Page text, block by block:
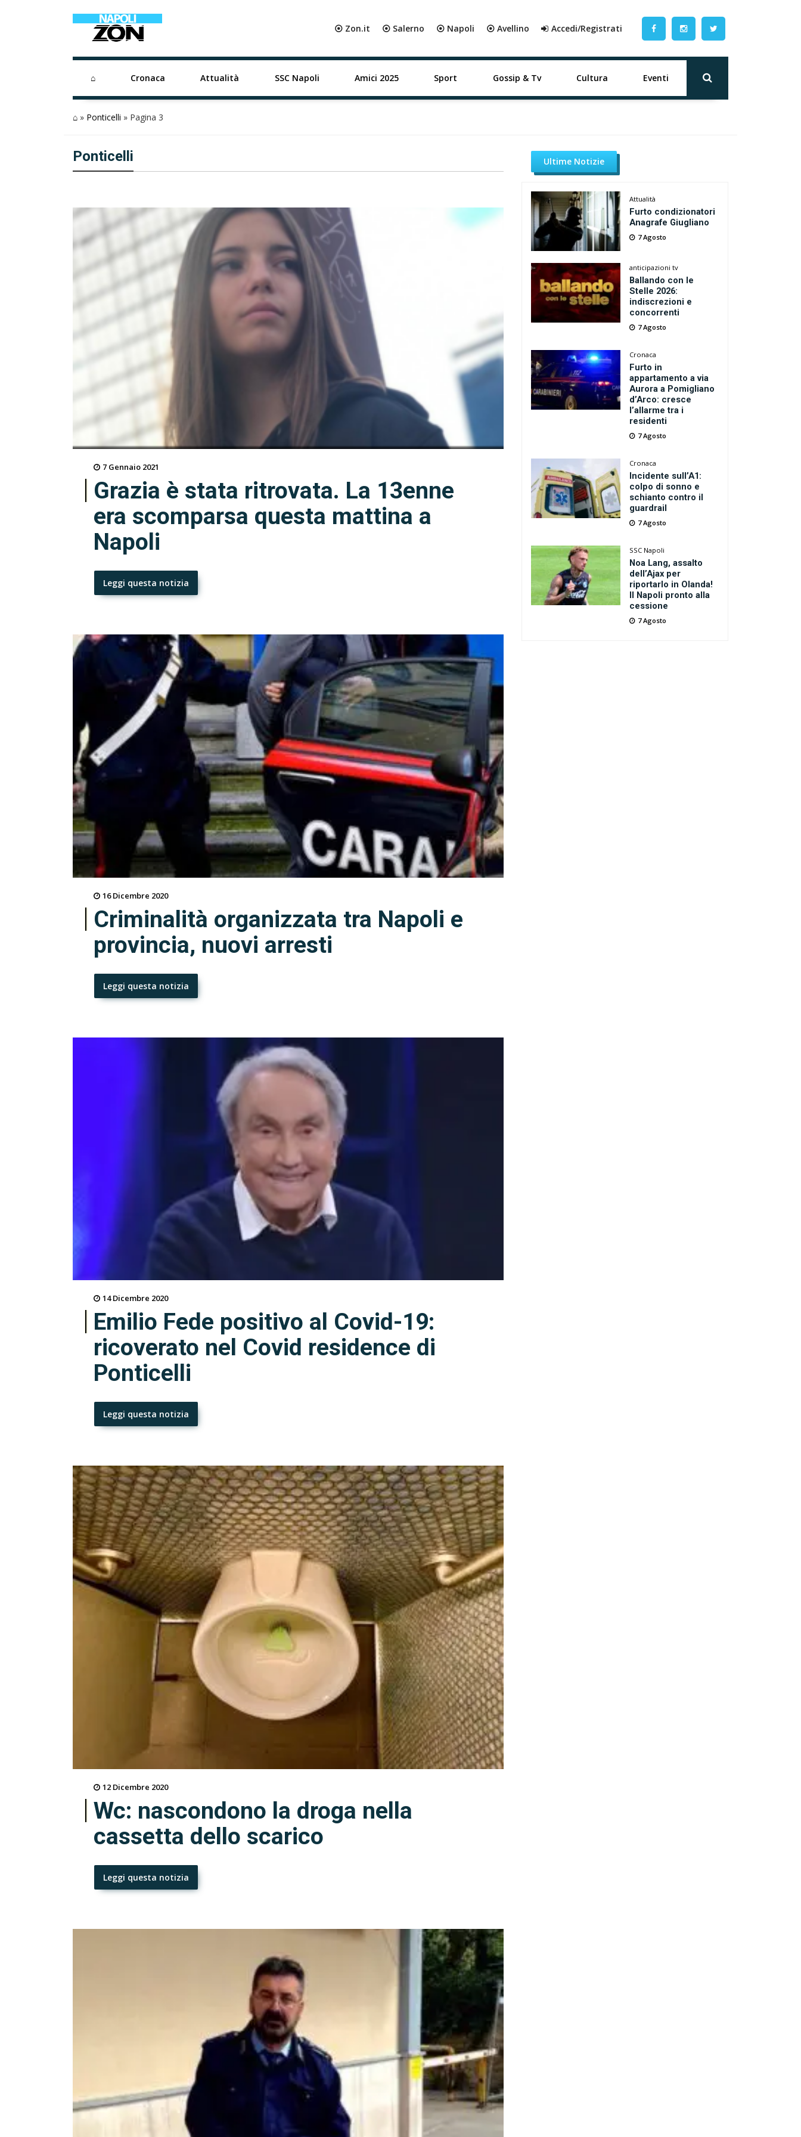
⦿ Zon.it ⦿ Salerno ⦿ Napoli ⦿ Avellino Accedi/Registrati
⌂ Cronaca Attualità SSC Napoli Amici 2025 Sport Gossip & Tv Cultura Eventi
⌂ » Ponticelli » Pagina 3
Ponticelli
7 Gennaio 2021
Grazia è stata ritrovata. La 13enne
era scomparsa questa mattina a
Napoli
Leggi questa notizia
16 Dicembre 2020
Criminalità organizzata tra Napoli e
provincia, nuovi arresti
Leggi questa notizia
14 Dicembre 2020
Emilio Fede positivo al Covid-19:
ricoverato nel Covid residence di
Ponticelli
Leggi questa notizia
12 Dicembre 2020
Wc: nascondono la droga nella
cassetta dello scarico
Leggi questa notizia
Ultime Notizie
Attualità
Furto condizionatori
Anagrafe Giugliano
7 Agosto
anticipazioni tv
Ballando con le
Stelle 2026:
indiscrezioni e
concorrenti
7 Agosto
Cronaca
Furto in
appartamento a via
Aurora a Pomigliano
d’Arco: cresce
l’allarme tra i
residenti
7 Agosto
Cronaca
Incidente sull’A1:
colpo di sonno e
schianto contro il
guardrail
7 Agosto
SSC Napoli
Noa Lang, assalto
dell’Ajax per
riportarlo in Olanda!
Il Napoli pronto alla
cessione
7 Agosto